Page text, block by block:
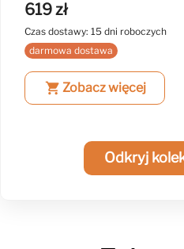
619 zł
Czas dostawy: 15 dni roboczych
darmowa dostawa
shopping_cart Zobacz więcej
Odkryj